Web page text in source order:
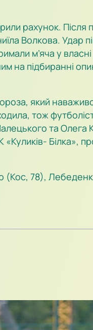
рахунок.
Волкова. Удар
м’яча у
на підбиранні
який
тож
та
Білка»,
(Кос, 78),